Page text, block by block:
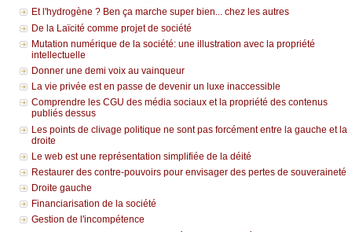
Et l'hydrogène ? Ben ça marche super bien... chez les autres
De la Laïcité comme projet de société
Mutation numérique de la société: une illustration avec la propriété
intellectuelle
Donner une demi voix au vainqueur
La vie privée est en passe de devenir un luxe inaccessible
Comprendre les CGU des média sociaux et la propriété des contenus
publiés dessus
Les points de clivage politique ne sont pas forcément entre la gauche et la
droite
Le web est une représentation simplifiée de la déité
Restaurer des contre-pouvoirs pour envisager des pertes de souveraineté
Droite gauche
Financiarisation de la société
Gestion de l'incompétence